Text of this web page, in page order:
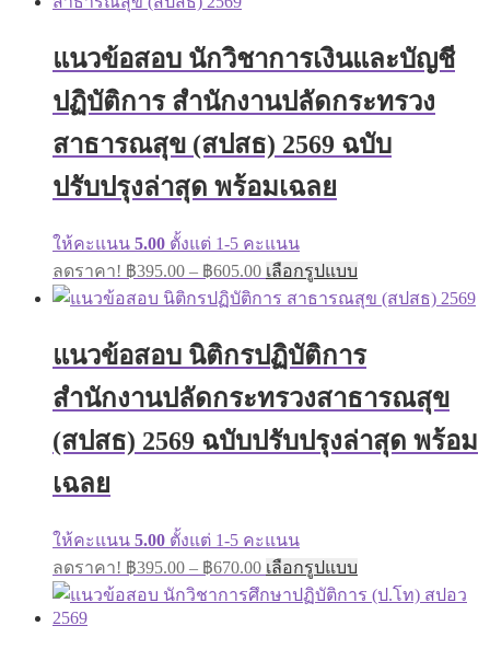
options
be
chosen
on
the
แนวข้อสอบ นักวิชาการเงินและบัญชี
ปฏิบัติการ สำนักงานปลัดกระทรวง
สาธารณสุข (สปสธ) 2569 ฉบับ
ปรับปรุงล่าสุด พร้อมเฉลย
ให้คะแนน 5.00 ตั้งแต่ 1-5 คะแนน
ลดราคา! ฿395.00 – ฿605.00Price
range:
฿395.00
฿605.00
เลือกรูปแบบ
product
has
variants.
The
may
chosen
แนวข้อสอบ นิติกรปฏิบัติการ
สำนักงานปลัดกระทรวงสาธารณสุข
(สปสธ) 2569 ฉบับปรับปรุงล่าสุด พร้อม
เฉลย
ให้คะแนน 5.00 ตั้งแต่ 1-5 คะแนน
ลดราคา! ฿395.00 – ฿670.00Price
range:
฿395.00
เลือกรูปแบบ
product
has